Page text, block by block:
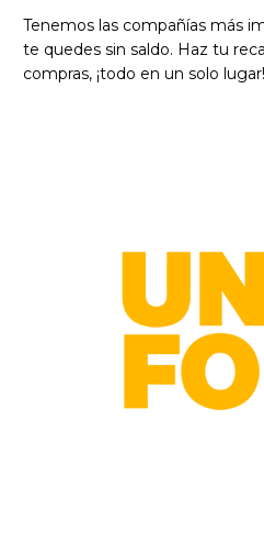
Tenemos las compañías más
te quedes sin saldo. Haz tu
compras, ¡todo en un solo lugar!